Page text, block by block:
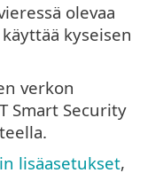
olevaa
kyseisen
verkon
Smart Security
lisäasetukset,